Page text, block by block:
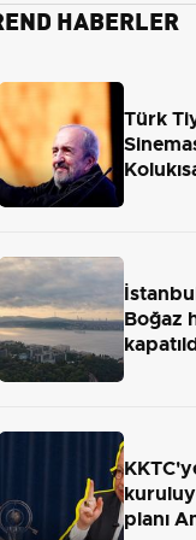
HABERLER
Türk
Boğaz
planı